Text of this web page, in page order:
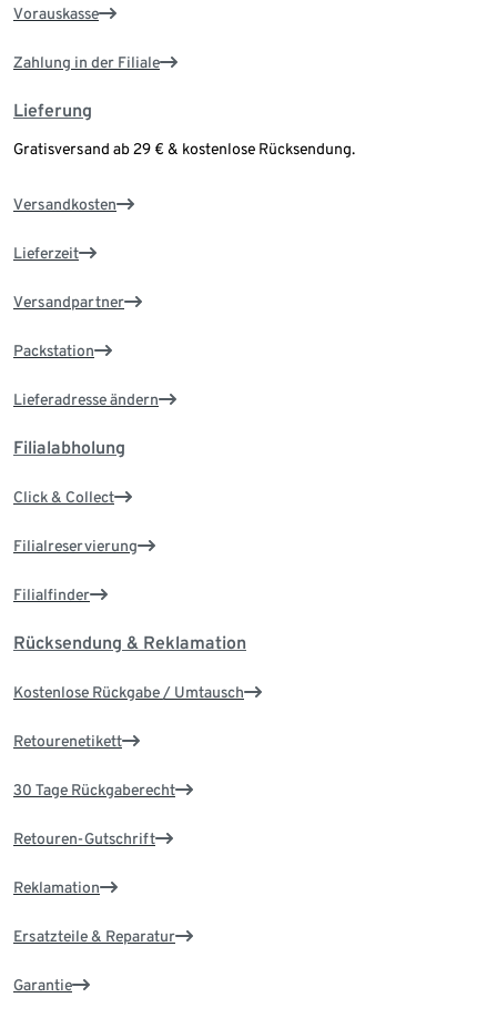
Vorauskasse
Zahlung in der Filiale
Lieferung
Gratisversand ab 29 € & kostenlose Rücksendung.
Versandkosten
Lieferzeit
Versandpartner
Packstation
Lieferadresse ändern
Filialabholung
Click & Collect
Filialreservierung
Filialfinder
Rücksendung & Reklamation
Kostenlose Rückgabe / Umtausch
Retourenetikett
30 Tage Rückgaberecht
Retouren-Gutschrift
Reklamation
Ersatzteile & Reparatur
Garantie